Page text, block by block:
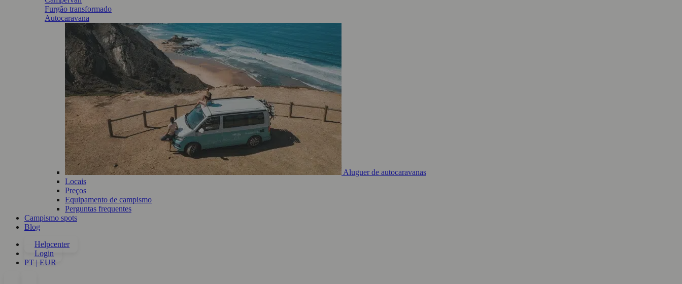
Furgão transformado
Autocaravana
Aluguer de autocaravanas
Locais
Preços
Equipamento de campismo
Perguntas frequentes
Campismo spots
Blog
Helpcenter
Login
PT | EUR